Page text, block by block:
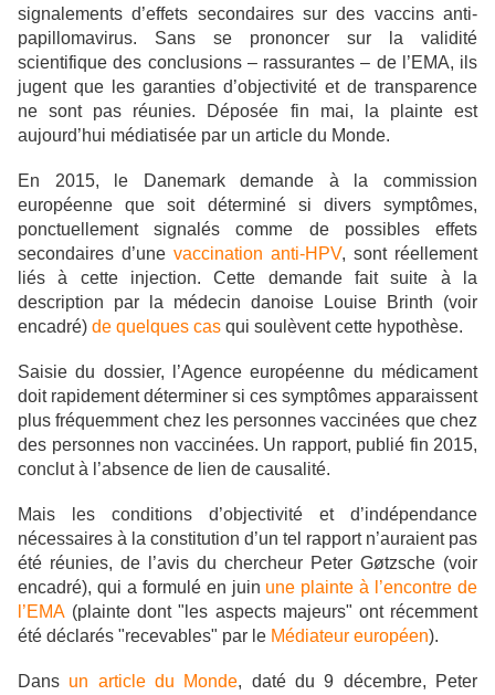
signalements d’effets secondaires sur des vaccins anti-
papillomavirus. Sans se prononcer sur la validité
scientifique des conclusions – rassurantes – de l’EMA, ils
jugent que les garanties d’objectivité et de transparence
ne sont pas réunies. Déposée fin mai, la plainte est
aujourd’hui médiatisée par un article du Monde.
En 2015, le Danemark demande à la commission
européenne que soit déterminé si divers symptômes,
ponctuellement signalés comme de possibles effets
secondaires d’une vaccination anti-HPV, sont réellement
liés à cette injection. Cette demande fait suite à la
description par la médecin danoise Louise Brinth (voir
encadré) de quelques cas qui soulèvent cette hypothèse.
Saisie du dossier, l’Agence européenne du médicament
doit rapidement déterminer si ces symptômes apparaissent
plus fréquemment chez les personnes vaccinées que chez
des personnes non vaccinées. Un rapport, publié fin 2015,
conclut à l’absence de lien de causalité.
Mais les conditions d’objectivité et d’indépendance
nécessaires à la constitution d’un tel rapport n’auraient pas
été réunies, de l’avis du chercheur Peter Gøtzsche (voir
encadré), qui a formulé en juin une plainte à l’encontre de
l’EMA (plainte dont "les aspects majeurs" ont récemment
été déclarés "recevables" par le Médiateur européen).
Dans un article du Monde, daté du 9 décembre, Peter